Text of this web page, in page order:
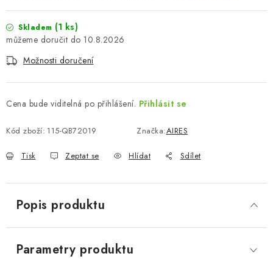
Skladem (1 ks)
10.8.2026
Možnosti doručení
Cena bude viditelná po přihlášení. Přihlásit se
Kód zboží: 115-QB72019 Značka:AIRES
Tisk Zeptat se Hlídat Sdílet
Popis produktu
Parametry produktu